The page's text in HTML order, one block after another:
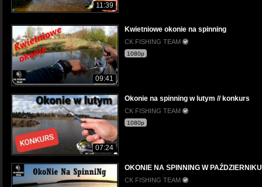
11:39
09:41
Kwietniowe okonie na spinning
CK FISHING TEAM
1080p
07:24
Okonie na spinning w lutym // konkurs
CK FISHING TEAM
1080p
OKONIE NA SPINNING W
CK FISHING TEAM